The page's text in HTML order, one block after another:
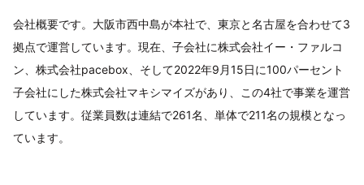
会社概要です。大阪市西中島が本社で、東京と名古屋を合わせて3
拠点で運営しています。現在、子会社に株式会社イー・ファルコ
ン、株式会社pacebox、そして2022年9月15日に100パーセント
子会社にした株式会社マキシマイズがあり、この4社で事業を運営
しています。従業員数は連結で261名、単体で211名の規模となっ
ています。